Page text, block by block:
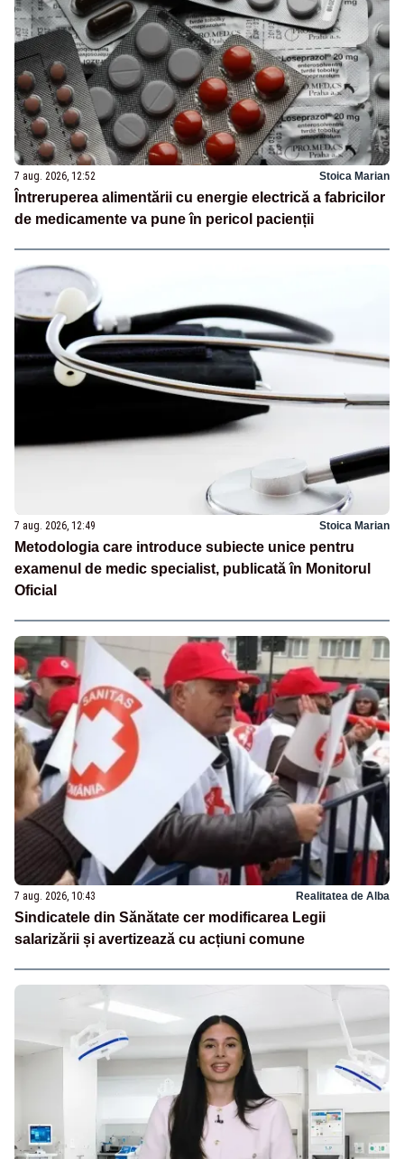
7 aug. 2026, 12:52 Stoica Marian
Întreruperea alimentării cu energie electrică a fabricilor
de medicamente va pune în pericol pacienții
7 aug. 2026, 12:49 Stoica Marian
Metodologia care introduce subiecte unice pentru
examenul de medic specialist, publicată în Monitorul
Oficial
7 aug. 2026, 10:43 Realitatea de Alba
Sindicatele din Sănătate cer modificarea Legii
salarizării și avertizează cu acțiuni comune